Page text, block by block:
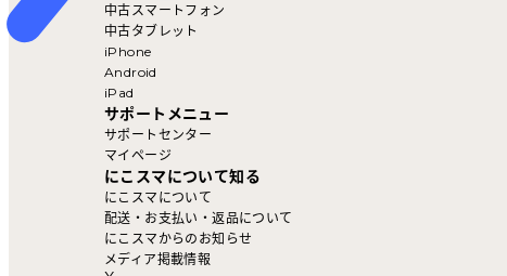
中古スマートフォン
中古タブレット
iPhone
Android
iPad
サポートメニュー
サポートセンター
マイページ
にこスマについて知る
にこスマについて
配送・お支払い・返品について
にこスマからのお知らせ
メディア掲載情報